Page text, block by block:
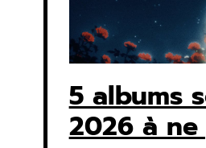
5 albums
2026 à